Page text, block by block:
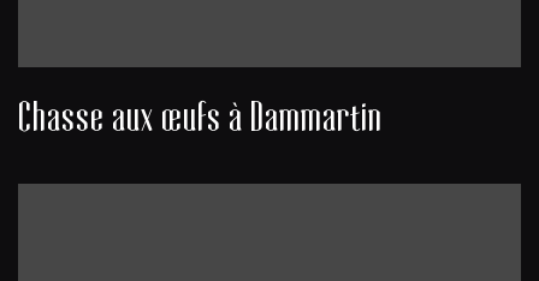
Chasse aux œufs à Dammartin